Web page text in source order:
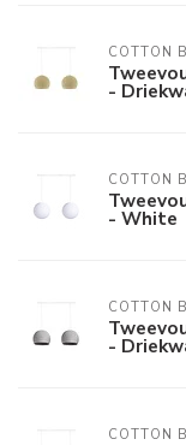
COTTON
-
COTTON
- White
COTTON
-
COTTON